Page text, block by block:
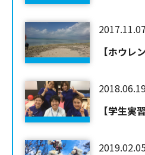
2017.11.07
【ホウレ
【学生実習
2019.02.05